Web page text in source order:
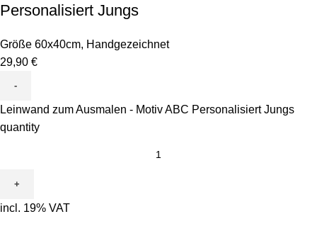
Personalisiert Jungs
Größe 60x40cm, Handgezeichnet
29,90 €
Leinwand zum Ausmalen - Motiv ABC Personalisiert Jungs
quantity
incl. 19% VAT